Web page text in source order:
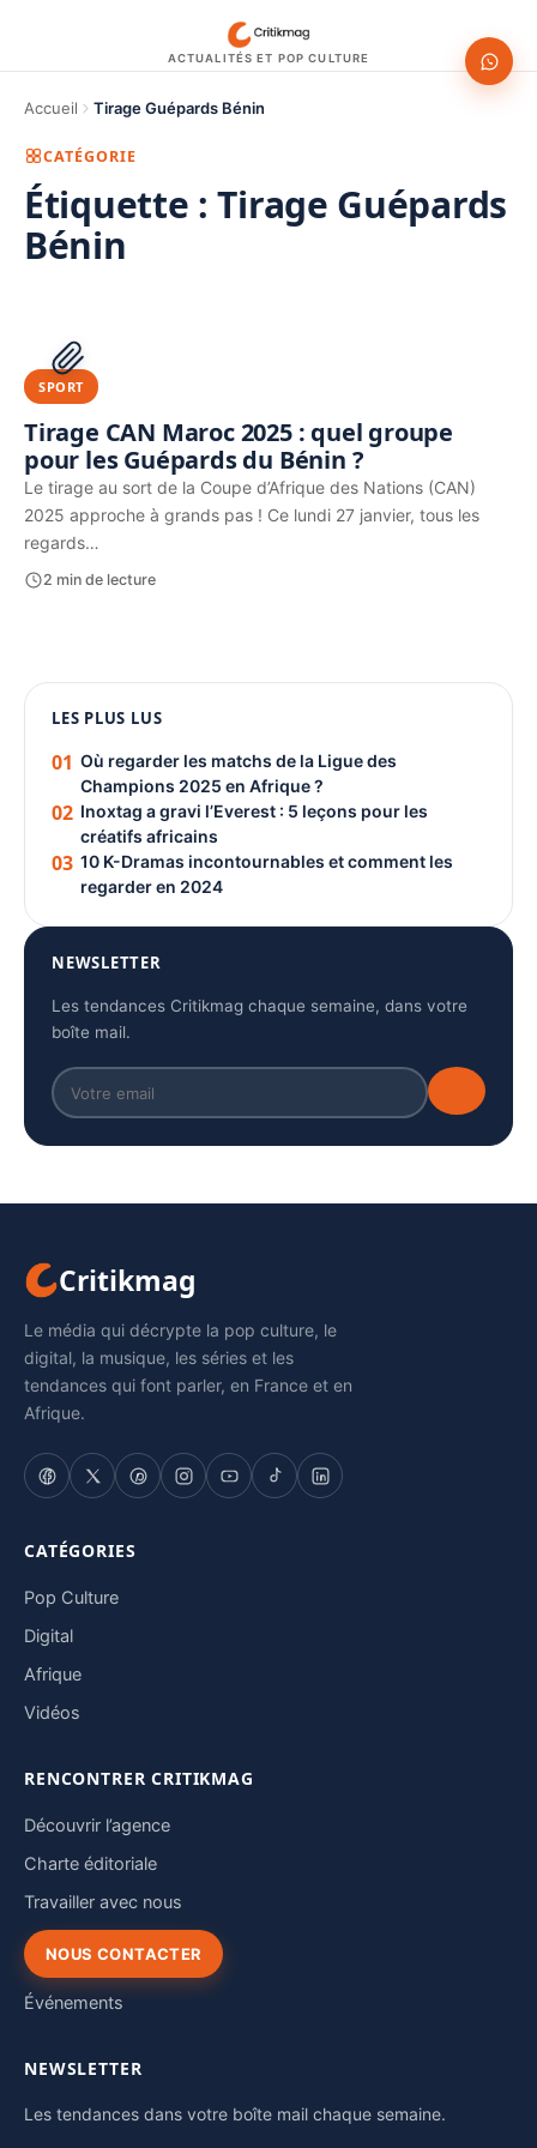
ACTUALITÉS ET POP CULTURE
Accueil Tirage Guépards Bénin
CATÉGORIE
Étiquette :Tirage Guépards
Bénin
PUBLICITÉ
SPORT
Tirage CAN Maroc 2025 : quel groupe
pour les Guépards du Bénin ?
Le tirage au sort de la Coupe d’Afrique des Nations (CAN)
2025 approche à grands pas ! Ce lundi 27 janvier, tous les
regards…
2 min de lecture
PUBLICITÉ
LES PLUS LUS
01 Où regarder les matchs de la Ligue des
Champions 2025 en Afrique ?
02 Inoxtag a gravi l’Everest : 5 leçons pour les
créatifs africains
03 10 K-Dramas incontournables et comment les
regarder en 2024
NEWSLETTER
Les tendances Critikmag chaque semaine, dans votre
boîte mail.
Critikmag
Le média qui décrypte la pop culture, le
digital, la musique, les séries et les
tendances qui font parler, en France et en
Afrique.
CATÉGORIES
Pop Culture
Digital
Afrique
Vidéos
RENCONTRER CRITIKMAG
Découvrir l’agence
Charte éditoriale
Travailler avec nous
NOUS CONTACTER
Événements
NEWSLETTER
Les tendances dans votre boîte mail chaque semaine.